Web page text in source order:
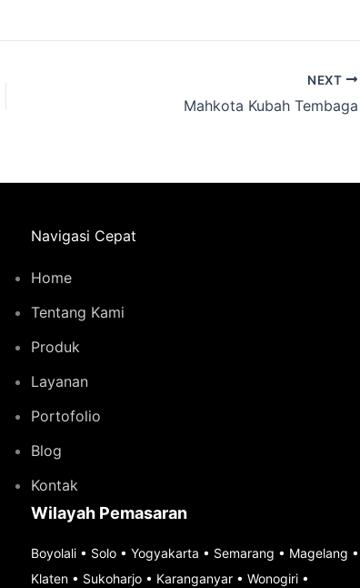
NEXT
Mahkota Kubah Tembaga
Navigasi Cepat
Home
Tentang Kami
Produk
Layanan
Portofolio
Blog
Kontak
Wilayah Pemasaran
Boyolali• Solo• Yogyakarta • Semarang • Magelang •
Klaten• Sukoharjo• Karanganyar• Wonogiri•